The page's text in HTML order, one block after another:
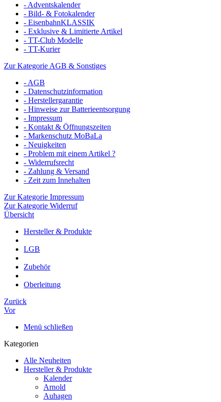
- Adventskalender
- Bild- & Fotokalender
- EisenbahnKLASSIK
- Exklusive & Limitierte Artikel
- TT-Club Modelle
- TT-Kurier
Zur Kategorie AGB & Sonstiges
- AGB
- Datenschutzinformation
- Herstellergarantie
- Hinweise zur Batterieentsorgung
- Impressum
- Kontakt & Öffnungszeiten
- Markenschutz MoBaLa
- Neuigkeiten
- Problem mit einem Artikel ?
- Widerrufsrecht
- Zahlung & Versand
- Zeit zum Innehalten
Zur Kategorie Impressum
Zur Kategorie Widerruf
Übersicht
Hersteller & Produkte
LGB
Zubehör
Oberleitung
Zurück
Vor
Menü schließen
Kategorien
Alle Neuheiten
Hersteller & Produkte
Kalender
Arnold
Auhagen